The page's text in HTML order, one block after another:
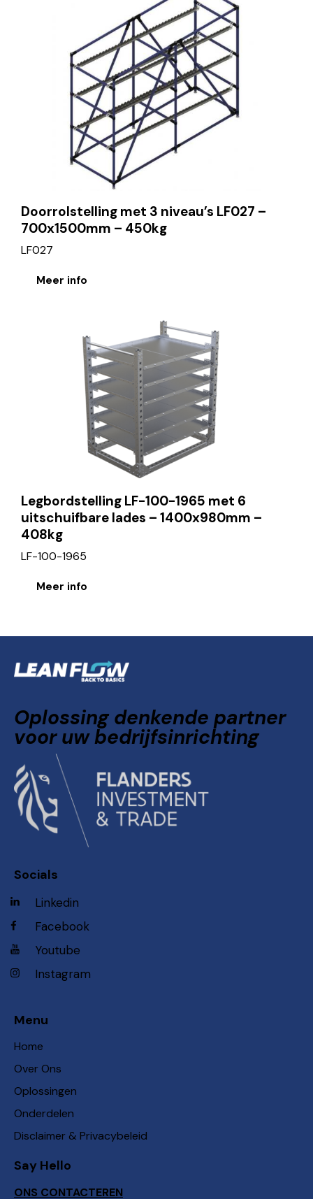
Doorrolstelling met 3 niveau’s LF027 –
700x1500mm – 450kg
LF027
Meer info
Legbordstelling LF-100-1965 met 6
uitschuifbare lades – 1400x980mm –
408kg
LF-100-1965
Meer info
Oplossing denkende partner
voor uw bedrijfsinrichting
Socials
Linkedin
Facebook
Youtube
Instagram
Menu
Home
Over Ons
Oplossingen
Onderdelen
Disclaimer & Privacybeleid
Say Hello
ONS CONTACTEREN